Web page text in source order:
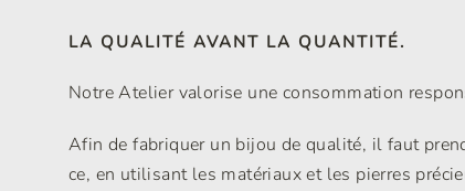
LA QUALITÉ AVANT LA QUANTITÉ.
Notre Atelier valorise une consommation
Afin de fabriquer un bijou de qualité, il faut
ce, en utilisant les matériaux et les pierres